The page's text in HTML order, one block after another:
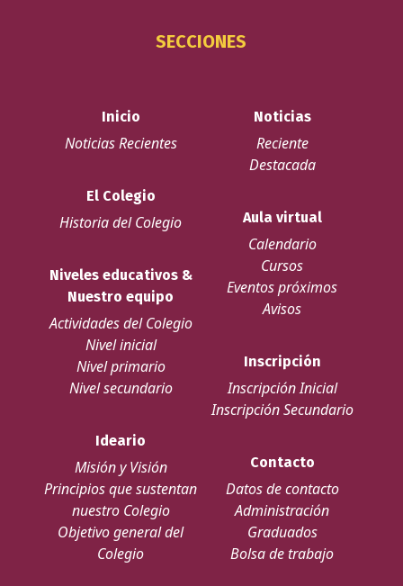
SECCIONES
Inicio
Noticias Recientes
El Colegio
Historia del Colegio
Niveles educativos &
Nuestro equipo
Actividades del Colegio
Nivel inicial
Nivel primario
Nivel secundario
Ideario
Misión y Visión
Principios que sustentan
nuestro Colegio
Objetivo general del
Colegio
Noticias
Reciente
Destacada
Aula virtual
Calendario
Cursos
Eventos próximos
Avisos
Inscripción
Inscripción Inicial
Inscripción Secundario
Contacto
Datos de contacto
Administración
Graduados
Bolsa de trabajo